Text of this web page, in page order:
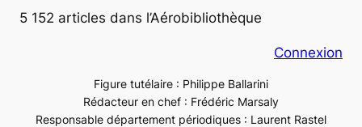
5 152 articles dans l’Aérobibliothèque
Connexion
Figure tutélaire : Philippe Ballarini
Rédacteur en chef : Frédéric Marsaly
Responsable département périodiques : Laurent Rastel